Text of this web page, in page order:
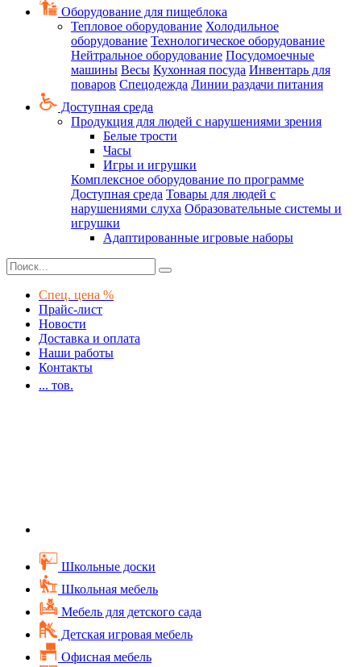
Оборудование для пищеблока
Тепловое оборудование Холодильное
оборудование Технологическое оборудование
Нейтральное оборудование Посудомоечные
машины Весы Кухонная посуда Инвентарь для
поваров Спецодежда Линии раздачи питания
Доступная среда
Продукция для людей с нарушениями зрения
Белые трости
Часы
Игры и игрушки
Комплексное оборудование по программе
Доступная среда Товары для людей с
нарушениями слуха Образовательные системы и
игрушки
Адаптированные игровые наборы
Спец. цена %
Прайс-лист
Новости
Доставка и оплата
Наши работы
Контакты
... тов.
Школьные доски
Школьная мебель
Мебель для детского сада
Детская игровая мебель
Офисная мебель